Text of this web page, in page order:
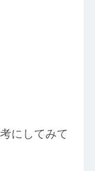
にしてみて